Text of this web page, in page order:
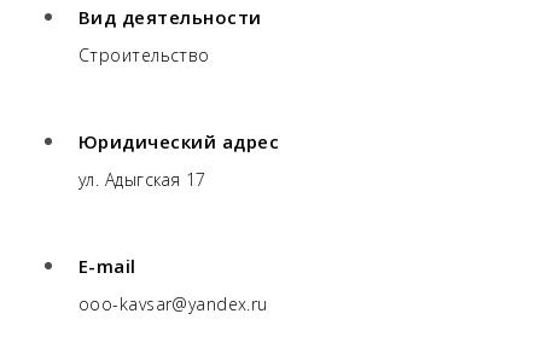
Вид деятельности
Строительство
Юридический адрес
ул. Адыгская 17
E-mail
ooo-kavsar@yandex.ru